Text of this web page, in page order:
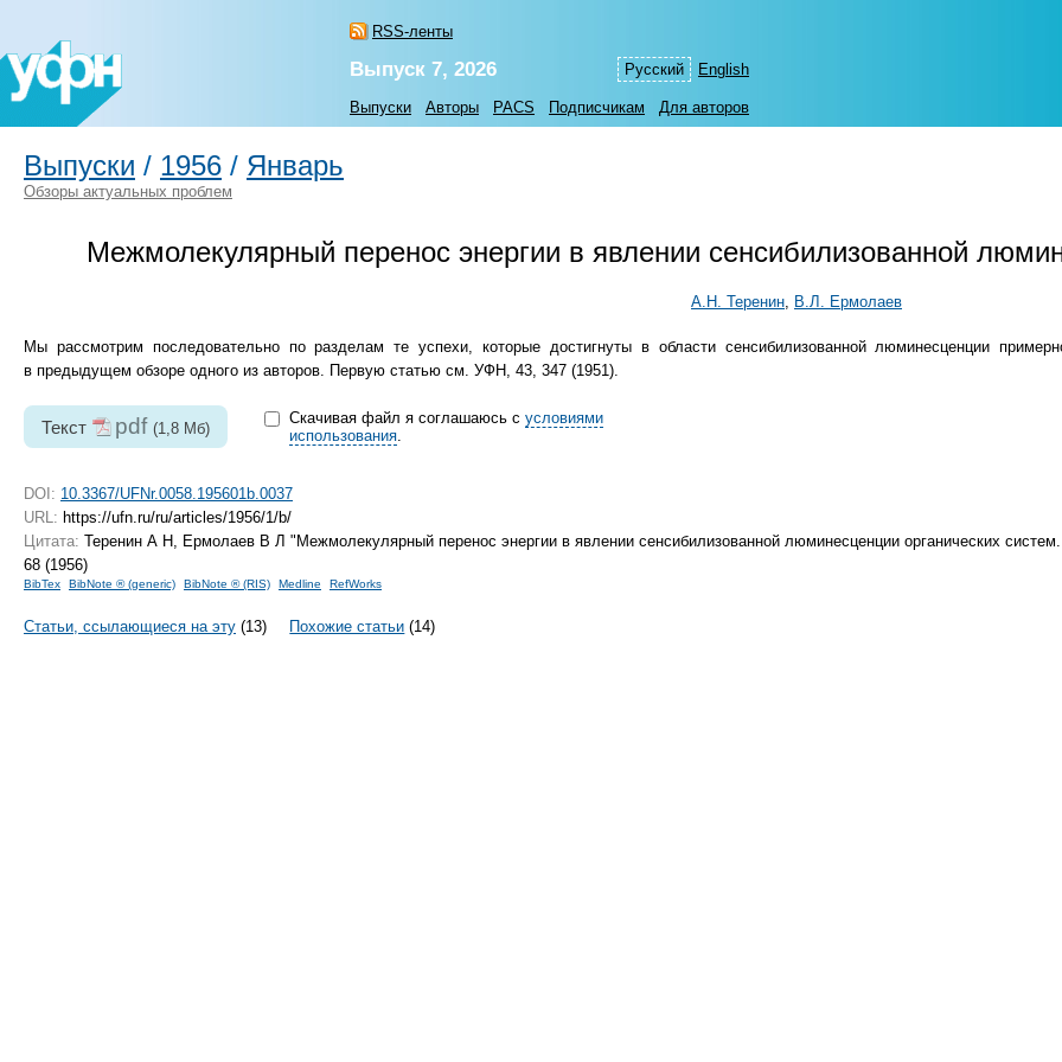
RSS-ленты
Русский English
Выпуск 7, 2026
Выпуски Авторы PACS Подписчикам Для авторов
Выпуски / 1956 / Январь
Обзоры актуальных проблем
Межмолекулярный перенос энергии в явлении сенсибилизованной
А.Н. Теренин, В.Л. Ермолаев
Мы рассмотрим последовательно по разделам те успехи, которые достигнуты в области сенсибилизованной люминесценции
в предыдущем обзоре одного из авторов. Первую статью см. УФН, 43, 347 (1951).
Текст pdf (1,8 Мб)
Скачивая файл я соглашаюсь с условиями
использования.
DOI: 10.3367/UFNr.0058.195601b.0037
URL: https://ufn.ru/ru/articles/1956/1/b/
Цитата: Теренин А Н, Ермолаев В Л "Межмолекулярный перенос энергии в явлении сенсибилизованной люминесценции органических
68 (1956)
BibTex BibNote ® (generic) BibNote ® (RIS) Medline RefWorks
Статьи, ссылающиеся на эту (13) Похожие статьи (14)